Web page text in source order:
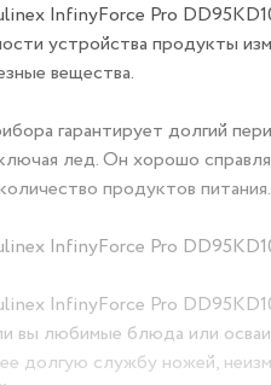
InfinyForce Pro
устройства продукты
вещества.
гарантирует долгий
лед. Он хорошо
продуктов питания.
InfinyForce Pro
InfinyForce Pro
вы любимые блюда или
долгую службу ножей,